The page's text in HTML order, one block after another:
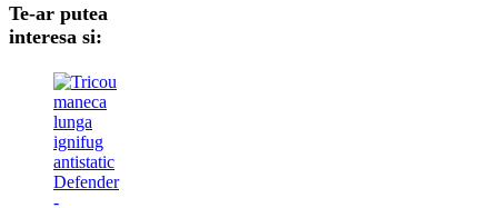
Te-ar putea
interesa si: